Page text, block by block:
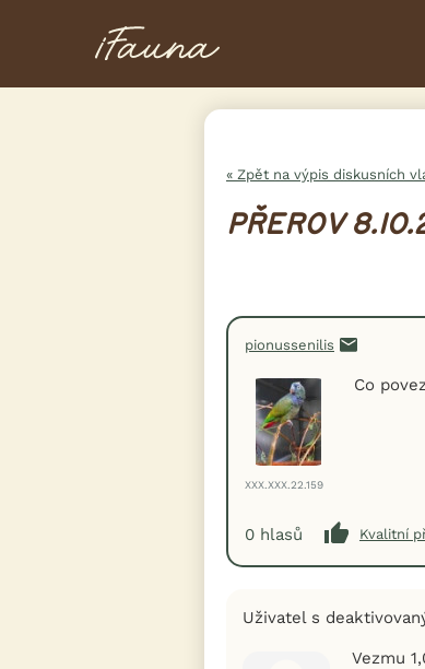
« Zpět na výpis diskusních
PŘEROV
pionussenilis
XXX.XXX.22.159
Co
0 hlasů Kvalitní
Uživatel s
Vezmu